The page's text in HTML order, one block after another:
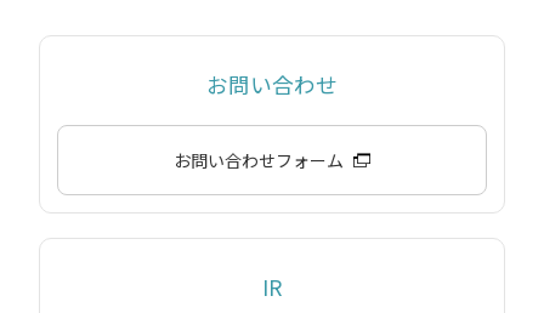
お問い合わせ
お問い合わせフォーム
IR